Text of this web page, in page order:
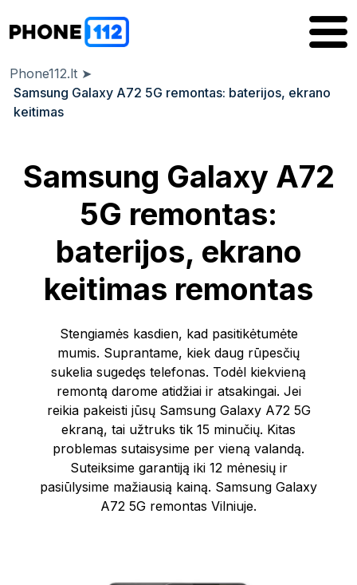
Phone112.lt ➤
Samsung Galaxy A72 5G remontas: baterijos, ekrano
keitimas
Samsung Galaxy A72
5G remontas:
baterijos, ekrano
keitimas remontas
Stengiamės kasdien, kad pasitikėtumėte
mumis. Suprantame, kiek daug rūpesčių
sukelia sugedęs telefonas. Todėl kiekvieną
remontą darome atidžiai ir atsakingai. Jei
reikia pakeisti jūsų Samsung Galaxy A72 5G
ekraną, tai užtruks tik 15 minučių. Kitas
problemas sutaisysime per vieną valandą.
Suteiksime garantiją iki 12 mėnesių ir
pasiūlysime mažiausią kainą. Samsung Galaxy
A72 5G remontas Vilniuje.